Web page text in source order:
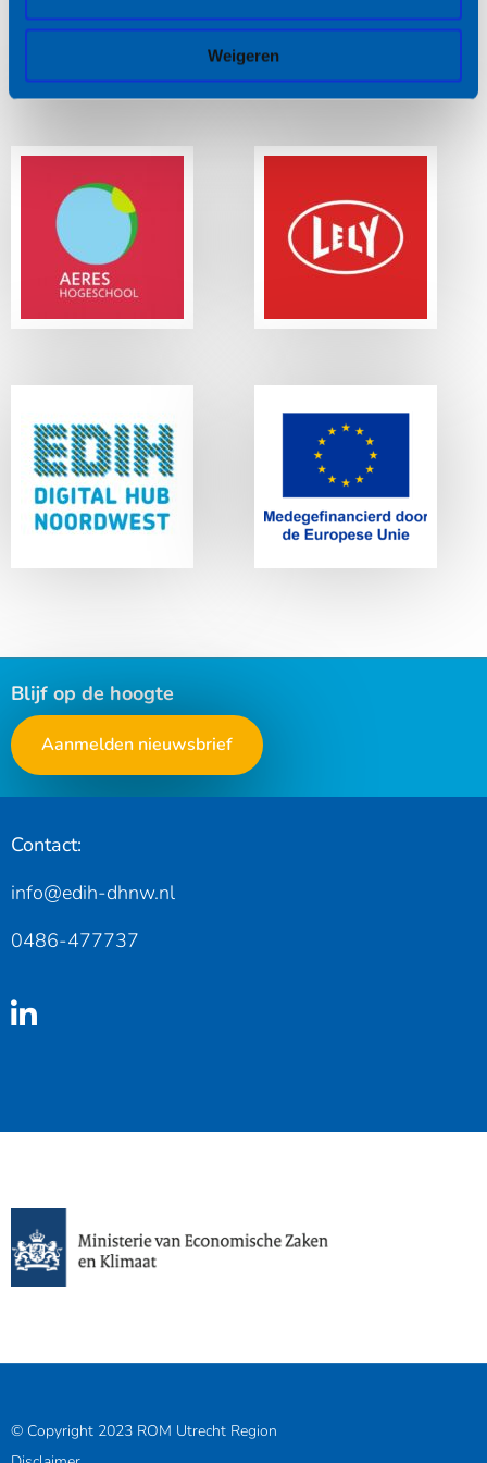
Weigeren
Betrokken partners
Aeres
Hogeschool
Lees
Lely
Lees
EDIH Digital Hub
Noordwest
meer
Europese Unie
Blijf op de hoogte
Aanmelden nieuwsbrief
Contact:
info@edih-dhnw.nl
0486-477737
Linkedin
© Copyright 2023 ROM Utrecht Region